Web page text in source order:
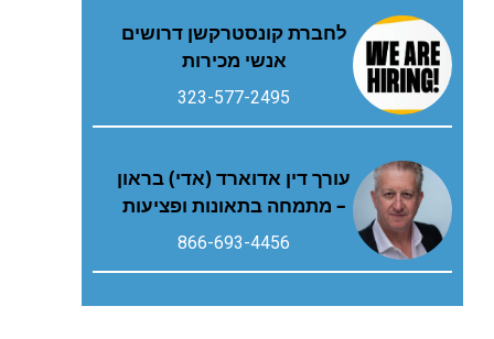
לחברת קונסטרקשן דרושים
אנשי מכירות
323-577-2495
עורך דין אדוארד (אדי) בראון
– מתמחה בתאונות ופציעות
866-693-4456